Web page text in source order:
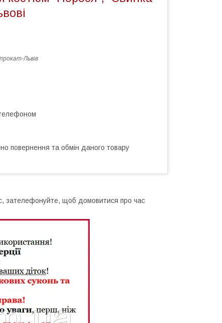
Львів
повернення та обмін даного товару
зателефонуйте, щоб домовитися про час